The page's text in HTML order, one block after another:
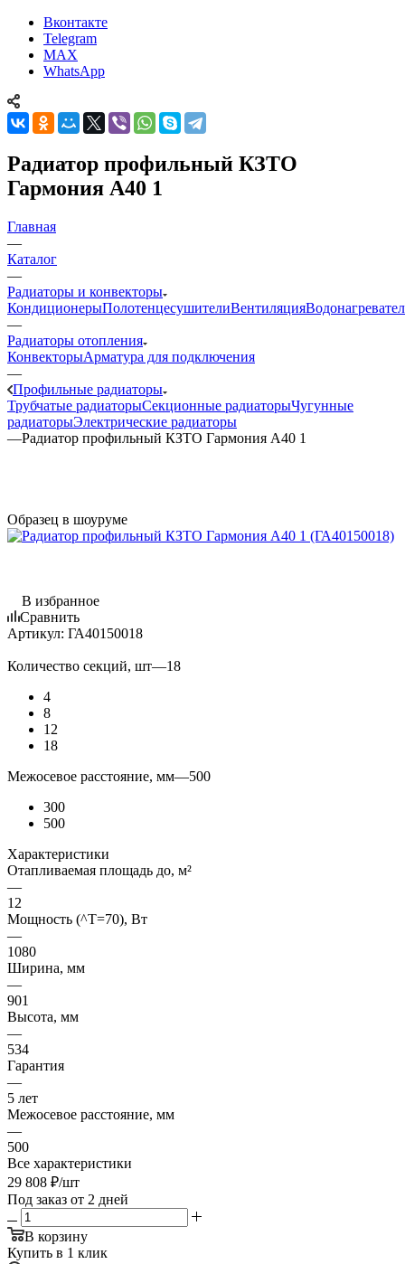
Вконтакте
Telegram
MAX
WhatsApp
Радиатор профильный КЗТО
Гармония А40 1
Главная
—
Каталог
—
Радиаторы и конвекторы
КондиционерыПолотенцесушителиВентиляция
—
Радиаторы отопления
КонвекторыАрматура для подключения
—
Профильные радиаторы
Трубчатые радиаторыСекционные радиаторыЧугунные
радиаторыЭлектрические радиаторы
—Радиатор профильный КЗТО Гармония А40 1
Образец в шоуруме
В избранное
Сравнить
Артикул: ГА40150018
Количество секций, шт—18
4
8
12
18
Межосевое расстояние, мм—500
300
500
Характеристики
Отапливаемая площадь до, м²
—
12
Мощность (^T=70), Вт
—
1080
Ширина, мм
—
901
Высота, мм
—
534
Гарантия
—
5 лет
Межосевое расстояние, мм
—
500
Все характеристики
29 808 ₽/шт
Под заказ от 2 дней
В корзину
Купить в 1 клик